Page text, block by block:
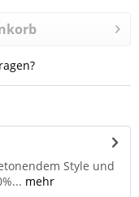
Style und
mehr